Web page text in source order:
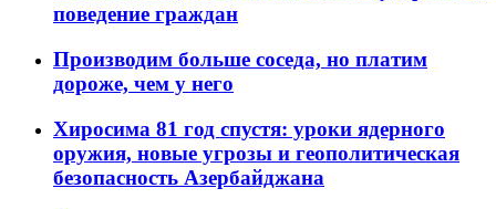
поведение граждан
Производим больше соседа, но платим
дороже, чем у него
Хиросима 81 год спустя: уроки ядерного
оружия, новые угрозы и геополитическая
безопасность Азербайджана